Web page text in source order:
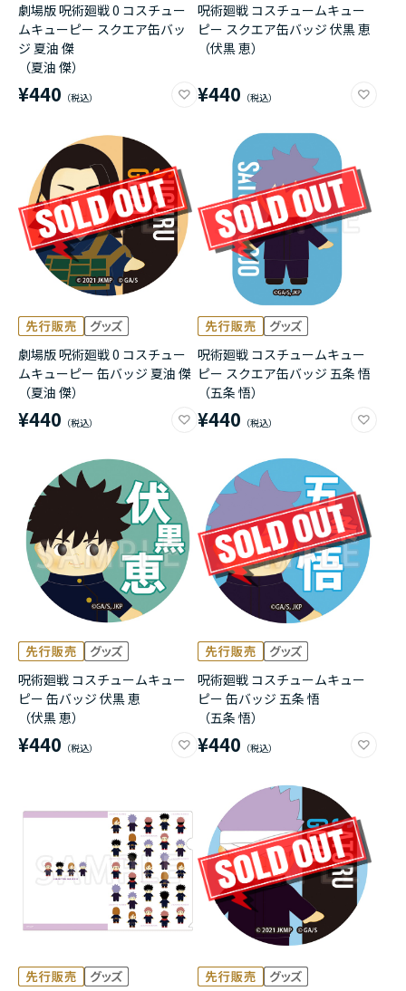
劇場版 呪術廻戦 0 コスチュー
ムキューピー スクエア缶バッ
ジ 夏油 傑
（夏油 傑）
¥440
呪術廻戦 コスチュームキュー
ピー スクエア缶バッジ 伏黒 恵
（伏黒 恵）
¥440
劇場版 呪術廻戦 0 コスチュー
ムキューピー 缶バッジ 夏油 傑
（夏油 傑）
¥440
呪術廻戦 コスチュームキュー
ピー スクエア缶バッジ 五条 悟
（五条 悟）
¥440
呪術廻戦 コスチュームキュー
ピー 缶バッジ 伏黒 恵
（伏黒 恵）
¥440
呪術廻戦 コスチュームキュー
ピー 缶バッジ 五条 悟
（五条 悟）
¥440